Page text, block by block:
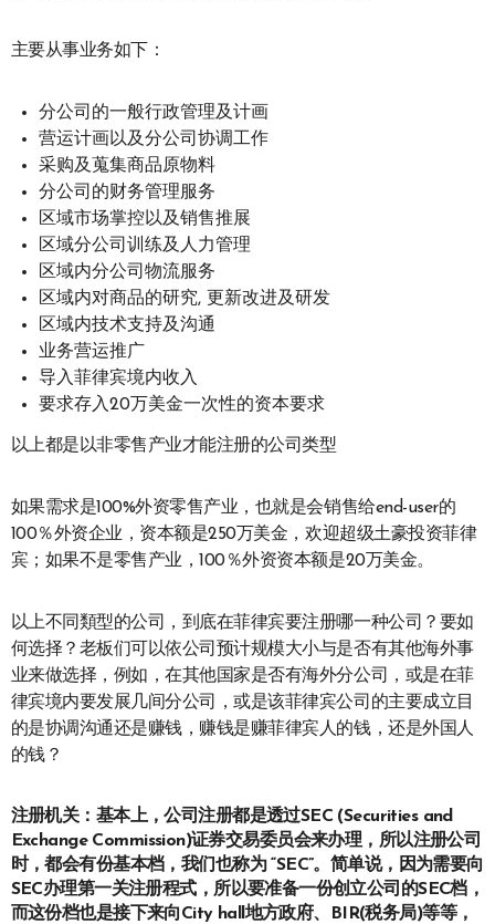
主要从事业务如下：
分公司的一般行政管理及计画
营运计画以及分公司协调工作
采购及蒐集商品原物料
分公司的财务管理服务
区域市场掌控以及销售推展
区域分公司训练及人力管理
区域内分公司物流服务
区域内对商品的研究, 更新改进及研发
区域内技术支持及沟通
业务营运推广
导入菲律宾境内收入
要求存入20万美金一次性的资本要求
以上都是以非零售产业才能注册的公司类型
如果需求是100%外资零售产业，也就是会销售给end-user的
100％外资企业，资本额是250万美金，欢迎超级土豪投资菲律
宾；如果不是零售产业，100％外资资本额是20万美金。
以上不同類型的公司，到底在菲律宾要注册哪一种公司？要如
何选择？老板们可以依公司预计规模大小与是否有其他海外事
业来做选择，例如，在其他国家是否有海外分公司，或是在菲
律宾境内要发展几间分公司，或是该菲律宾公司的主要成立目
的是协调沟通还是赚钱，赚钱是赚菲律宾人的钱，还是外国人
的钱？
注册机关：基本上，公司注册都是透过SEC (Securities and
Exchange Commission)证券交易委员会来办理，所以注册公司
时，都会有份基本档，我们也称为 “SEC”。简单说，因为需要向
SEC办理第一关注册程式，所以要准备一份创立公司的SEC档，
而这份档也是接下来向City hall地方政府、BIR(税务局)等等，